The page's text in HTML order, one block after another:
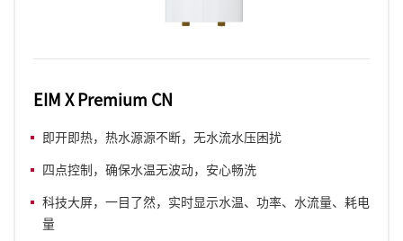
EIM X Premium CN
即开即热，热水源源不断，无水流水压困扰
四点控制，确保水温无波动，安心畅洗
科技大屏，一目了然，实时显示水温、功率、水流量、耗电
量